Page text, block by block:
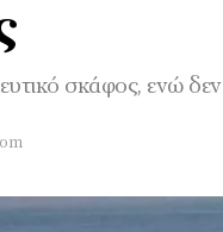
σκάφος, ενώ